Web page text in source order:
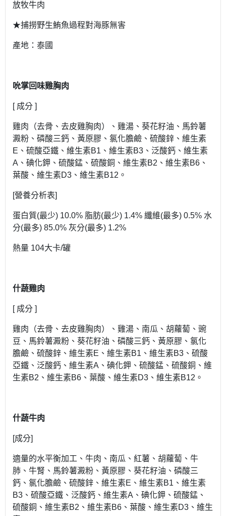
放牧牛肉
★捕撈野生鮪魚過程對海豚無害
產地：泰國
吮掌回味雞胸肉
[ 成分 ]
雞肉（去骨、去皮雞胸肉）、雞湯、葵花籽油、馬鈴薯
澱粉、磷酸三鈣、黃原膠、氯化膽鹼、硫酸鋅、維生素
E、硫酸亞鐵、維生素B1、維生素B3、泛酸鈣、維生素
A、碘化鉀、硫酸錳、硫酸銅、維生素B2、維生素B6、
葉酸、維生素D3、維生素B12。
[營養分析表]
蛋白質(最少) 10.0% 脂肪(最少) 1.4% 纖維(最多) 0.5% 水
分(最多) 85.0% 灰分(最多) 1.2%
熱量 104大卡/罐
什蔬雞肉
[ 成分 ]
雞肉（去骨、去皮雞胸肉）、雞湯、南瓜、胡蘿蔔、豌
豆、馬鈴薯澱粉、葵花籽油、磷酸三鈣、黃原膠、氯化
膽鹼、硫酸鋅、維生素E、維生素B1、維生素B3、硫酸
亞鐵、泛酸鈣、維生素A、碘化鉀、硫酸錳、硫酸銅、維
生素B2、維生素B6、葉酸、維生素D3、維生素B12。
什蔬牛肉
[成分]
適量的水平衡加工、牛肉、南瓜、紅薯、胡蘿蔔、牛
肺、牛腎、馬鈴薯澱粉、黃原膠、葵花籽油、磷酸三
鈣、氯化膽鹼、硫酸鋅、維生素E、維生素B1、維生素
B3、硫酸亞鐵、泛酸鈣、維生素A、碘化鉀、硫酸錳、
硫酸銅、維生素B2、維生素B6、葉酸、維生素D3、維生